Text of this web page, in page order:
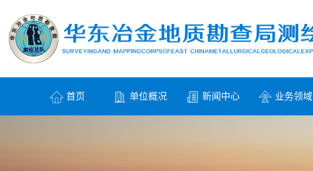
首页 单位概况 新闻中心 业务领域